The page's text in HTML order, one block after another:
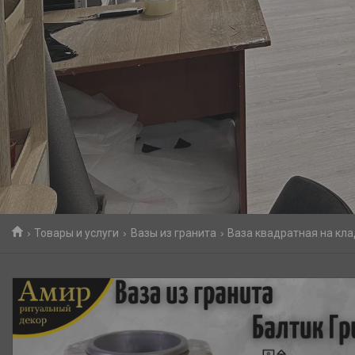
Товары и услуги Вазы из гранита Ваза квадратная на